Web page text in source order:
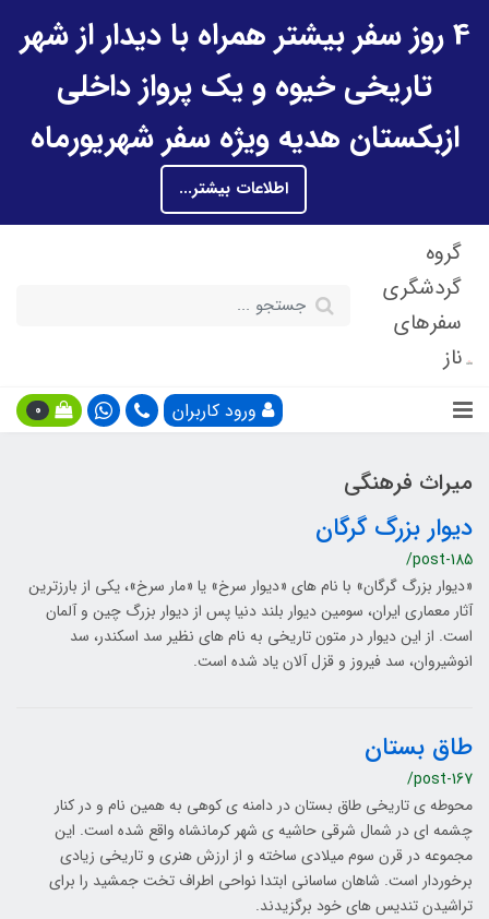
4 روز سفر بیشتر همراه با دیدار از شهر
تاریخی خیوه و یک پرواز داخلی
ازبکستان هدیه ویژه سفر شهریورماه
اطلاعات بیشتر...
گروه
گردشگری
سفرهای
ناز
ورود کاربران 0
میراث فرهنگی
دیوار بزرگ گرگان
/post-185
«دیوار بزرگ گرگان» با نام های «دیوار سرخ» یا «مار سرخ»، يكي از بارزترين
آثار معماري ایران، سومین دیوار بلند دنیا پس از دیوار بزرگ چین و آلمان
است. از این دیوار در متون تاريخی به نام های نظیر سد اسكندر، سد
انوشيروان، سد فيروز و قزل آلان ياد شده است.
طاق بستان
/post-167
محوطه ی تاریخی طاق بستان در دامنه ی کوهی به همین نام و در کنار
چشمه ای در شمال شرقی حاشیه ی شهر کرمانشاه واقع شده است. این
مجموعه در قرن سوم میلادی ساخته و از ارزش هنری و تاریخی زیادی
برخوردار است. شاهان ساسانی ابتدا نواحی اطراف تخت جمشید را برای
تراشیدن تندیس های خود برگزیدند.